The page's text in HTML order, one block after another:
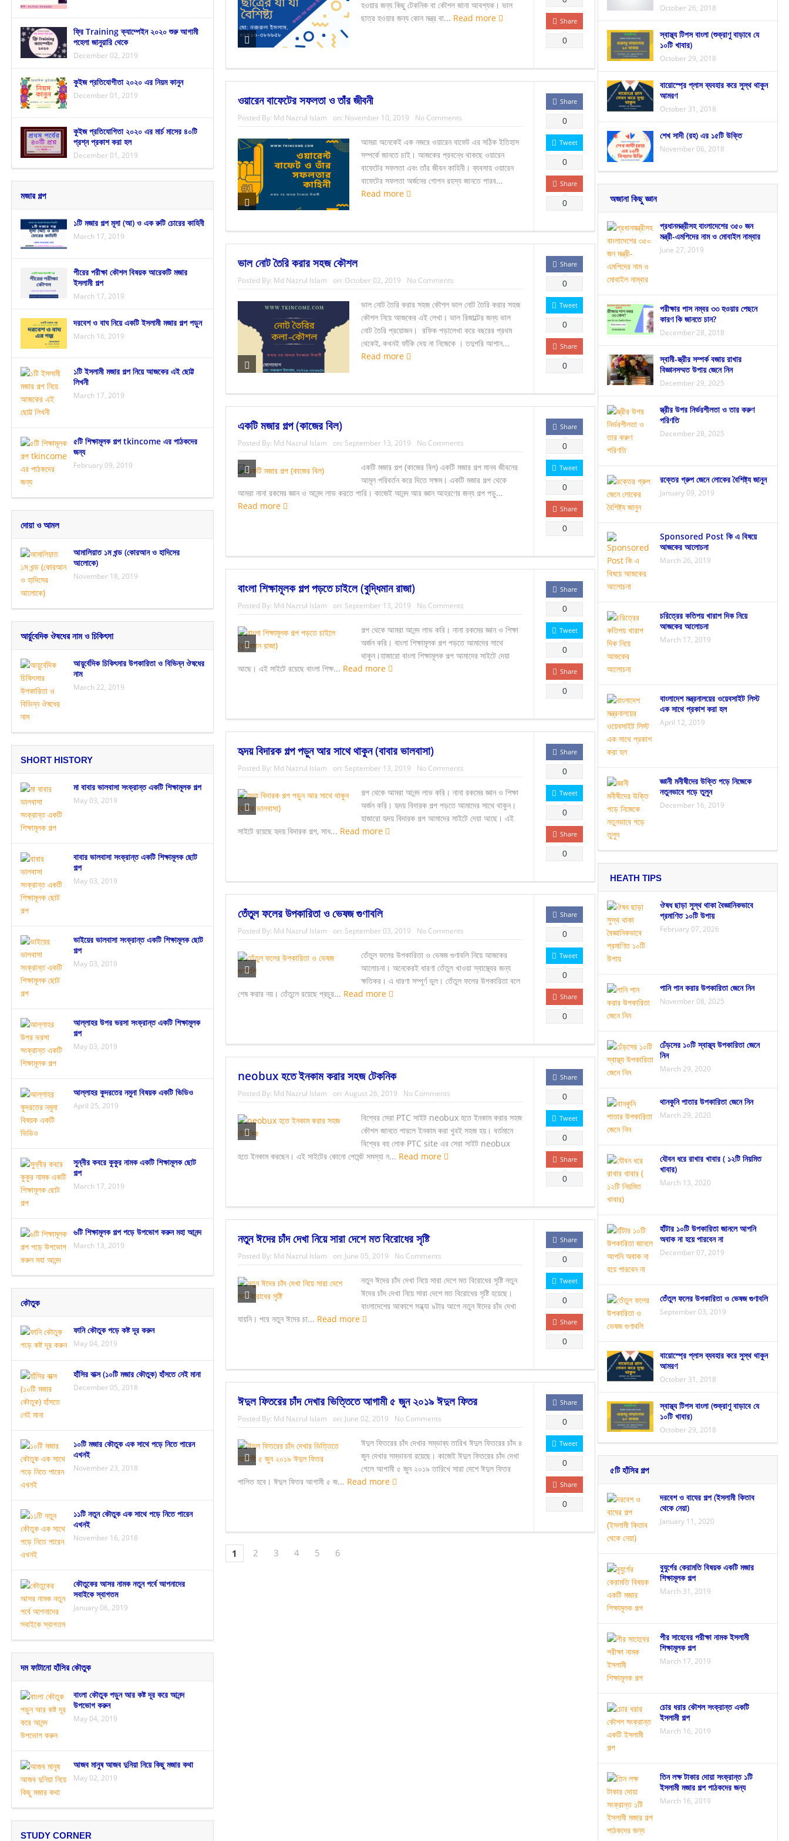
হওয়ার জন্য কিছু টেকনিক বা কৌশল জানা আবশ্যক। ভাল
ছাত্র হওয়ার জন্য কোন মন্ত্র বা... Read more Share
0
ওয়ারেন বাফেটের সফলতা ও তাঁর জীবনী
Posted By: Md Nazrul Islam on: November 10, 2019 No Comments
আমরা অনেকেই এক নজরে ওয়ারেন বাফেট এর সঠিক ইতিহাস
সম্পর্কে জানতে চাই। আজকের প্রবন্ধে থাকছে ওয়ারেন
বাফেটের সফলতা এবং তাঁর জীবন কাহিনী। ব্যবসায় ওয়ারেন
বাফেটের সফলতা অর্জনের গোপন রহস্য জানতে পারব...
Read more
Share
0
Tweet
0
Share
0
ভাল নোট তৈরি করার সহজ কৌশল
Posted By: Md Nazrul Islam on: October 02, 2019 No Comments
ভাল নোট তৈরি করার সহজ কৌশল ভাল নোট তৈরি করার সহজ
কৌশল নিয়ে আজকের এই লেখা। ভাল রিজাল্টের জন্য ভাল
নোট তৈরি প্রয়োজন। রফিক পড়ালেখা করে বছরের প্রথম
থেকেই, কখনই ফাঁকি দেয় না নিজেকে । তদুপরি আশান...
Read more
Share
0
Tweet
0
Share
0
একটি মজার গল্প (কাজের বিল)
Posted By: Md Nazrul Islam on: September 13, 2019 No Comments
একটি মজার গল্প (কাজের বিল) একটি মজার গল্প মানব জীবনের
আমূল পরিবর্তন করে দিতে সক্ষম। একটি মজার গল্প থেকে
আমরা নানা রকমের জ্ঞান ও আনন্দ লাভ করতে পারি। কাজেই আনন্দ আর জ্ঞান আহরণের জন্য গল্প পড়ু...
Read more
Share
0
Tweet
0
Share
0
বাংলা শিক্ষামূলক গল্প পড়তে চাইলে (বুদ্ধিমান রাজা)
Posted By: Md Nazrul Islam on: September 13, 2019 No Comments
গল্প থেকে আমরা আনন্দ লাভ করি। নানা রকমের জ্ঞান ও শিক্ষা
অর্জন করি। বাংলা শিক্ষামূলক গল্প পড়তে আমাদের সাথে
থাকুন।হাজারো বাংলা শিক্ষামূলক গল্প আমাদের সাইটে দেয়া
আছে। এই সাইটে রয়েছে বাংলা শিক্ষ... Read more
Share
0
Tweet
0
Share
0
হৃদয় বিদারক গল্প পড়ুন আর সাথে থাকুন (বাবার ভালবাসা)
Posted By: Md Nazrul Islam on: September 13, 2019 No Comments
গল্প থেকে আমরা আনন্দ লাভ করি। নানা রকমের জ্ঞান ও শিক্ষা
অর্জন করি। হৃদয় বিদারক গল্প পড়তে আমাদের সাথে থাকুন।
হাজারো হৃদয় বিদারক গল্প আমাদের সাইটে দেয়া আছে। এই
সাইটে রয়েছে হৃদয় বিদারক গল্প, সাধ... Read more
Share
0
Tweet
0
Share
0
তেঁতুল ফলের উপকারিতা ও ভেষজ গুণাবলি
Posted By: Md Nazrul Islam on: September 03, 2019 No Comments
তেঁতুল ফলের উপকারিতা ও ভেষজ গুণাবলি নিয়ে আজকের
আলোচনা। অনেকেরই ধারণা তেঁতুল খাওয়া স্বাস্থ্যের জন্য
ক্ষতিকর। এ ধারণা সম্পূর্ণ ভুল। তেঁতুল ফলের উপকারিতা বলে
শেষ করার নয়। তেঁতুলে রয়েছে প্রচুর... Read more
Share
0
Tweet
0
Share
0
neobux হতে ইনকাম করার সহজ টেকনিক
Posted By: Md Nazrul Islam on: August 26, 2019 No Comments
বিশ্বের সেরা PTC সাইট neobux হতে ইনকাম করার সহজ
কৌশল জানতে পারলে ইনকাম করা খুবই সহজ হয়। বর্তমানে
বিশ্বের বহু লোক PTC site এর সেরা সাইট neobux
হতে ইনকাম করছেন। এই সাইটের কোনো পেমেন্ট সমস্যা ন... Read more
Share
0
Tweet
0
Share
0
নতুন ঈদের চাঁদ দেখা নিয়ে সারা দেশে মত বিরোধের সৃষ্টি
Posted By: Md Nazrul Islam on: June 05, 2019 No Comments
নতুন ঈদের চাঁদ দেখা নিয়ে সারা দেশে মত বিরোধের সৃষ্টি নতুন
ঈদের চাঁদ দেখা নিয়ে সারা দেশে মত বিরোধের সৃষ্টি হয়েছে।
বাংলাদেশের আকাশে সন্ধ্যা ৯টার আগে নতুন ঈদের চাঁদ দেখা
যায়নি। পরে নতুন ঈদের চা... Read more
Share
0
Tweet
0
Share
0
ঈদুল ফিতরের চাঁদ দেখার ভিত্তিতে আগামী ৫ জুন ২০১৯ ঈদুল ফিতর
Posted By: Md Nazrul Islam on: June 02, 2019 No Comments
ঈদুল ফিতরের চাঁদ দেখার সম্ভাব্য তারিখ ঈদুল ফিতরের চাঁদ ৪
জুন দেখার সম্ভাবনা রয়েছে। কাজেই ঈদুল ফিতরের চাঁদ দেখা
গেলে আগামী ৫ জুন ২০১৯ তারিখে সারা দেশে ঈদুল ফিতর
পালিত হবে। ঈদুল ফিতর আগামী ৫ জ... Read more
Share
0
Tweet
0
Share
0
1 2 3 4 5 6
ফ্রি Training ক্যাম্পেইন ২০২০ শুরু আগামী
পহেলা জানুয়ারি থেকে
December 02, 2019
কুইজ প্রতিযোগীতা ২০২০ এর নিয়ম কানুন
December 01, 2019
কুইজ প্রতিযোগিতা ২০২০ এর মার্চ মাসের ৪০টি
প্রশ্ন প্রকাশ করা হল
December 01, 2019
মজার গল্প
১টি মজার গল্প মূসা (আ) ও এক রুটি চোরের কাহিনী
March 17, 2019
পীরের পরীক্ষা কৌশল বিষয়ক আরেকটি মজার
ইসলামী গল্প
March 17, 2019
দরবেশ ও বাঘ নিয়ে একটি ইসলামী মজার গল্প পড়ুন
March 16, 2019
১টি ইসলামী মজার গল্প নিয়ে আজকের এই ছোট্ট
লিখনী
March 17, 2019
৫টি শিক্ষামূলক গল্প tkincome এর পাঠকদের
জন্য
February 09, 2019
দোয়া ও আমল
আমালিয়াত ১ম খন্ড (কোরআন ও হাদিসের
আলোকে)
November 18, 2019
আর্য়ুবেদিক ঔষধের নাম ও চিকিৎসা
আয়ুর্বেদিক চিকিৎসার উপকারিতা ও বিভিন্ন ঔষধের
নাম
March 22, 2019
SHORT HISTORY
মা বাবার ভালবাসা সংক্রান্ত একটি শিক্ষামূলক গল্প
May 03, 2019
বাবার ভালবাসা সংক্রান্ত একটি শিক্ষামূলক ছোট
গল্প
May 03, 2019
ভাইয়ের ভালবাসা সংক্রান্ত একটি শিক্ষামূলক ছোট
গল্প
May 03, 2019
আল্লাহর উপর ভরসা সংক্রান্ত একটি শিক্ষামূলক
গল্প
May 03, 2019
আল্লাহর কুদরতের নমুনা বিষয়ক একটি ভিডিও
April 25, 2019
সুন্নীর কবরে কুকুর নামক একটি শিক্ষামূলক ছোট
গল্প
March 17, 2019
৬টি শিক্ষামূলক গল্প পড়ে উপভোগ করুন মহা আনন্দ
March 13, 2019
কৌতুক
ফানি কৌতুক পড়ে কষ্ট দূর করুন
May 04, 2019
হাঁসির বাক্স (১০টি মজার কৌতুক) হাঁসতে নেই মানা
December 05, 2018
১০টি মজার কৌতুক এক সাথে পড়ে নিতে পারেন
এখনই
November 23, 2018
১১টি নতুন কৌতুক এক সাথে পড়ে নিতে পারেন
এখনই
November 16, 2018
কৌতুকের আসর নামক নতুন পর্বে আপনাদের
সবাইকে স্বাগতম
January 06, 2019
দম ফাটানো হাঁসির কৌতুক
বাংলা কৌতুক পড়ুন আর কষ্ট দূর করে আনন্দ
উপভোগ করুন
May 04, 2019
আজব মানুষ আজব দুনিয়া নিয়ে কিছু মজার কথা
May 02, 2019
STUDY CORNER
October 26, 2018
স্বাস্থ্য টিপস বাংলা (শুক্রাণু বাড়াবে যে
১০টি খাবার)
October 29, 2018
বায়োস্প্রে প্লাস ব্যবহার করে সুস্থ থাকুন
আমরণ
October 31, 2018
শেখ সাদী (রহ) এর ১৫টি উক্তি
November 06, 2018
অজানা কিছু জ্ঞান
প্রধানমন্ত্রীসহ বাংলাদেশের ৩৫০ জন
মন্ত্রী-এমপিদের নাম ও মোবাইল নাম্বার
June 27, 2019
পরীক্ষার পাস নম্বর ৩৩ হওয়ার পেছনে
কারণ কি জানতে চান?
December 28, 2018
স্বামী-স্ত্রীর সম্পর্ক বজায় রাখার
বিজ্ঞানসম্মত উপায় জেনে নিন
December 29, 2025
স্ত্রীর উপর নির্ভরশীলতা ও তার করুণ
পরিণতি
December 28, 2025
রক্তের গ্রুপ জেনে লোকের বৈশিষ্ট্য জানুন
January 09, 2019
Sponsored Post কি এ বিষয়ে
আজকের আলোচনা
March 26, 2019
চরিত্রের কতিপয় খারাপ দিক নিয়ে
আজকের আলোচনা
March 17, 2019
বাংলাদেশ মন্ত্রনালয়ের ওয়েবসাইট লিস্ট
এক সাথে প্রকাশ করা হল
April 12, 2019
জ্ঞানী মনীষীদের উক্তি পড়ে নিজেকে
নতুনভাবে গড়ে তুলুন
December 16, 2019
HEATH TIPS
ঔষধ ছাড়া সুস্থ থাকা বৈজ্ঞানিকভাবে
প্রমাণিত ১০টি উপায়
February 07, 2026
পানি পান করার উপকারিতা জেনে নিন
November 08, 2025
ঢেঁড়সের ১০টি স্বাস্থ্য উপকারিতা জেনে
নিন
March 29, 2020
থানকুনি পাতার উপকারিতা জেনে নিন
March 29, 2020
যৌবন ধরে রাখার খাবার ( ১২টি নিয়মিত
খাবার)
March 13, 2020
হাঁটার ১০টি উপকারিতা জানলে আপনি
অবাক না হয়ে পারবেন না
December 07, 2019
তেঁতুল ফলের উপকারিতা ও ভেষজ গুণাবলি
September 03, 2019
বায়োস্প্রে প্লাস ব্যবহার করে সুস্থ থাকুন
আমরণ
October 31, 2018
স্বাস্থ্য টিপস বাংলা (শুক্রাণু বাড়াবে যে
১০টি খাবার)
October 29, 2018
৫টি হাঁসির গল্প
দরবেশ ও বাঘের গল্প (ইসলামী কিতাব
থেকে নেয়া)
January 11, 2020
বুযুর্গের কেরামতি বিষয়ক একটি মজার
শিক্ষামূলক গল্প
March 31, 2019
পীর সাহেবের পরীক্ষা নামক ইসলামী
শিক্ষামূলক গল্প
March 17, 2019
চোর ধরার কৌশল সংক্রান্ত একটি
ইসলামী গল্প
March 16, 2019
তিন লক্ষ টাকার দোয়া সংক্রান্ত ১টি
ইসলামী মজার গল্প পাঠকদের জন্য
March 16, 2019